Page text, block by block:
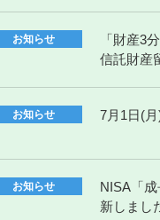
お知らせ
「財産3
信託財産
お知らせ 7月1日(
お知らせ
NISA「
新しまし